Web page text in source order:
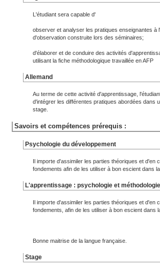
L'étudiant sera capable d'
observer et analyser les pratiques enseignantes à
d'observation construite lors des séminaires;
d'élaborer et de conduire des activités
utilisant la fiche méthodologique travaillée en AFP
Allemand
Au terme de cette activité d'apprentissage,
d'intégrer les différentes pratiques abordées dans
stage.
Savoirs et compétences prérequis :
Psychologie du développement
Il importe d'assimiler les parties théoriques et d'en
fondements afin de les utiliser à bon escient dans
L'apprentissage : psychologie et méthodologie
Il importe d'assimiler les parties théoriques et d'en
fondements, afin de les utiliser à bon escient dans
Bonne maitrise de la langue française.
Stage